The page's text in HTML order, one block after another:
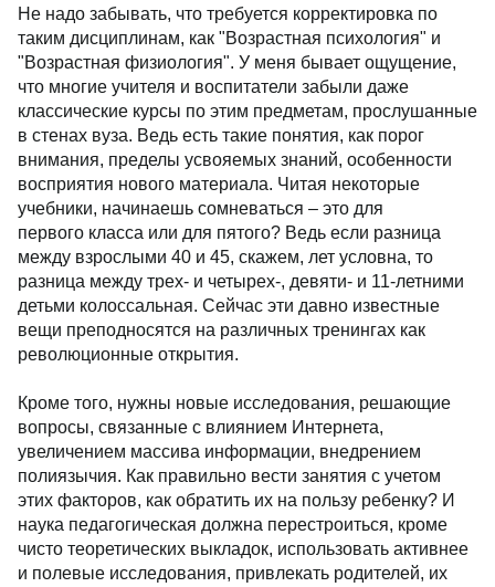
Не надо забывать, что требуется корректировка по
таким дисциплинам, как "Возрастная психология" и
"Возрастная физиология". У меня бывает ощущение,
что многие учителя и воспитатели забыли даже
классические курсы по этим предметам, прослушанные
в стенах вуза. Ведь есть такие понятия, как порог
внимания, пределы усвояемых знаний, особенности
восприятия нового материала. Читая некоторые
учебники, начинаешь сомневаться – это для
первого класса или для пятого? Ведь если разница
между взрослыми 40 и 45, скажем, лет условна, то
разница между трех- и четырех-, девяти- и 11-летними
детьми колоссальная. Сейчас эти давно известные
вещи преподносятся на различных тренингах как
революционные открытия.
Кроме того, нужны новые исследования, решающие
вопросы, связанные с влиянием Интернета,
увеличением массива информации, внедрением
полиязычия. Как правильно вести занятия с учетом
этих факторов, как обратить их на пользу ребенку? И
наука педагогическая должна перестроиться, кроме
чисто теоретических выкладок, использовать активнее
и полевые исследования, привлекать родителей, их